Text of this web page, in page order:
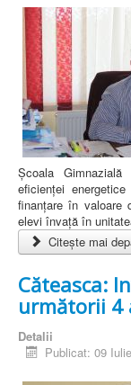
Școala
eficienței
finanțare în valoare
elevi învață în
Citește mai
Căteasca:
următorii 4
Detalii
Publicat: 09